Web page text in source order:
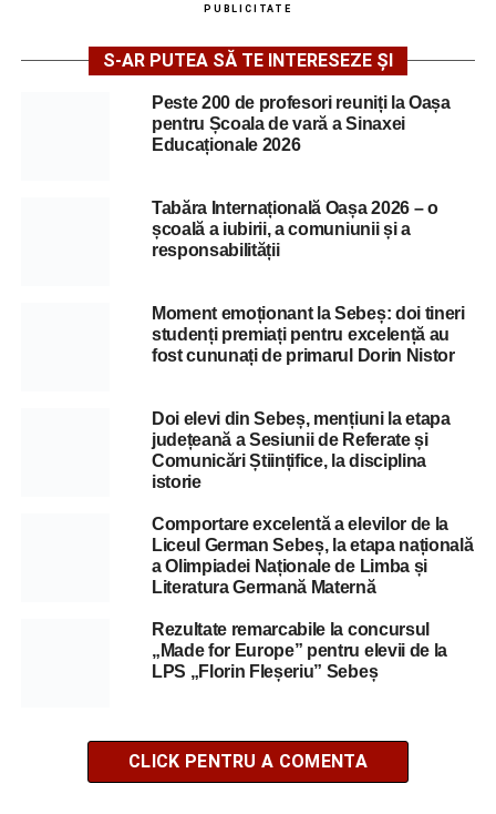
PUBLICITATE
S-AR PUTEA SĂ TE INTERESEZE ȘI
Peste 200 de profesori reuniți la Oașa
pentru Școala de vară a Sinaxei
Educaționale 2026
Tabăra Internațională Oașa 2026 – o
școală a iubirii, a comuniunii și a
responsabilității
Moment emoționant la Sebeș: doi tineri
studenți premiați pentru excelență au
fost cununați de primarul Dorin Nistor
Doi elevi din Sebeș, mențiuni la etapa
județeană a Sesiunii de Referate și
Comunicări Științifice, la disciplina
istorie
Comportare excelentă a elevilor de la
Liceul German Sebeș, la etapa națională
a Olimpiadei Naționale de Limba și
Literatura Germană Maternă
Rezultate remarcabile la concursul
„Made for Europe” pentru elevii de la
LPS „Florin Fleșeriu” Sebeș
CLICK PENTRU A COMENTA